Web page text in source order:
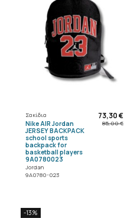
Σακίδια
Nike AIR Jordan
JERSEY BACKPACK
school sports
backpack for
basketball players
9A0780023
Jordan
9A0780-023
73,30 €
85,00 €
-13%